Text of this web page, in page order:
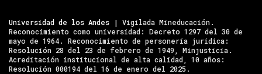
Universidad de los Andes | Vigilada Mineducación.
Reconocimiento como universidad: Decreto 1297 del 30 de
mayo de 1964. Reconocimiento de personería jurídica:
Resolución 28 del 23 de febrero de 1949, Minjusticia.
Acreditación institucional de alta calidad, 10 años:
Resolución 000194 del 16 de enero del 2025.